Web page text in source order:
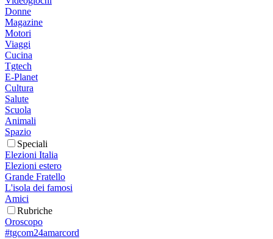
Donne
Magazine
Motori
Viaggi
Cucina
Tgtech
E-Planet
Cultura
Salute
Scuola
Animali
Spazio
Speciali
Elezioni Italia
Elezioni estero
Grande Fratello
L'isola dei famosi
Amici
Rubriche
Oroscopo
#tgcom24amarcord